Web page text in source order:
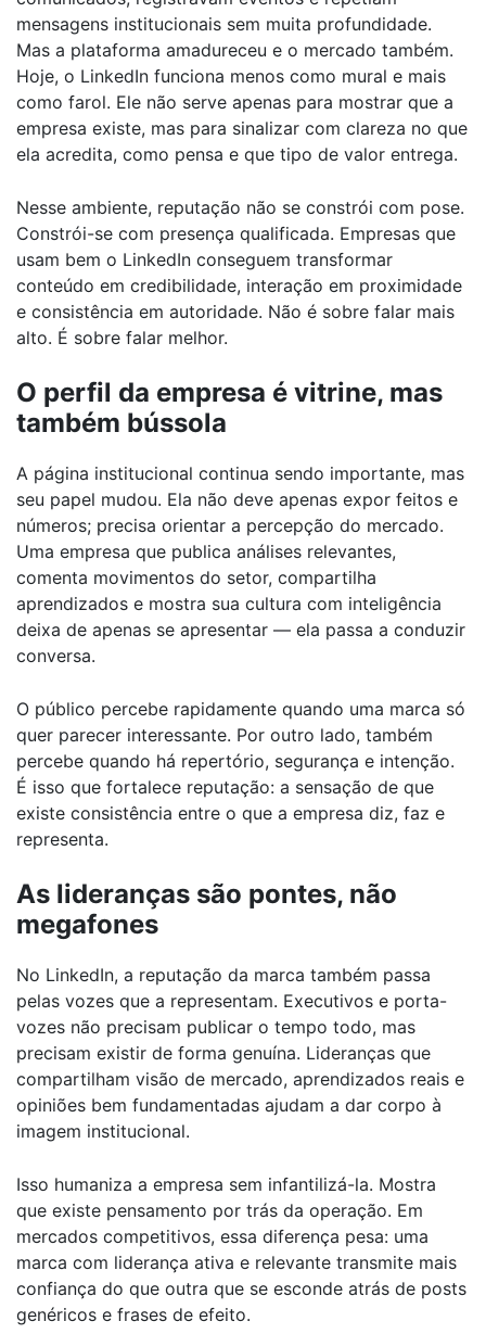
mensagens institucionais sem muita profundidade.
Mas a plataforma amadureceu e o mercado também.
Hoje, o LinkedIn funciona menos como mural e mais
como farol. Ele não serve apenas para mostrar que a
empresa existe, mas para sinalizar com clareza no que
ela acredita, como pensa e que tipo de valor entrega.
Nesse ambiente, reputação não se constrói com pose.
Constrói-se com presença qualificada. Empresas que
usam bem o LinkedIn conseguem transformar
conteúdo em credibilidade, interação em proximidade
e consistência em autoridade. Não é sobre falar mais
alto. É sobre falar melhor.
O perfil da empresa é vitrine, mas
também bússola
A página institucional continua sendo importante, mas
seu papel mudou. Ela não deve apenas expor feitos e
números; precisa orientar a percepção do mercado.
Uma empresa que publica análises relevantes,
comenta movimentos do setor, compartilha
aprendizados e mostra sua cultura com inteligência
deixa de apenas se apresentar — ela passa a conduzir
conversa.
O público percebe rapidamente quando uma marca só
quer parecer interessante. Por outro lado, também
percebe quando há repertório, segurança e intenção.
É isso que fortalece reputação: a sensação de que
existe consistência entre o que a empresa diz, faz e
representa.
As lideranças são pontes, não
megafones
No LinkedIn, a reputação da marca também passa
pelas vozes que a representam. Executivos e porta-
vozes não precisam publicar o tempo todo, mas
precisam existir de forma genuína. Lideranças que
compartilham visão de mercado, aprendizados reais e
opiniões bem fundamentadas ajudam a dar corpo à
imagem institucional.
Isso humaniza a empresa sem infantilizá-la. Mostra
que existe pensamento por trás da operação. Em
mercados competitivos, essa diferença pesa: uma
marca com liderança ativa e relevante transmite mais
confiança do que outra que se esconde atrás de posts
genéricos e frases de efeito.